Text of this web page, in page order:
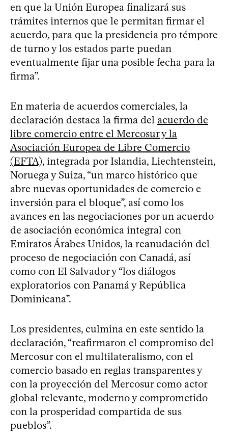
en que la Unión Europea finalizará sus
trámites internos que le permitan firmar el
acuerdo, para que la presidencia pro témpore
de turno y los estados parte puedan
eventualmente fijar una posible fecha para la
firma”.
En materia de acuerdos comerciales, la
declaración destaca la firma del acuerdo de
libre comercio entre el Mercosur y la
Asociación Europea de Libre Comercio
(EFTA), integrada por Islandia, Liechtenstein,
Noruega y Suiza, “un marco histórico que
abre nuevas oportunidades de comercio e
inversión para el bloque”, así como los
avances en las negociaciones por un acuerdo
de asociación económica integral con
Emiratos Árabes Unidos, la reanudación del
proceso de negociación con Canadá, así
como con El Salvador y “los diálogos
exploratorios con Panamá y República
Dominicana”.
Los presidentes, culmina en este sentido la
declaración, “reafirmaron el compromiso del
Mercosur con el multilateralismo, con el
comercio basado en reglas transparentes y
con la proyección del Mercosur como actor
global relevante, moderno y comprometido
con la prosperidad compartida de sus
pueblos”.